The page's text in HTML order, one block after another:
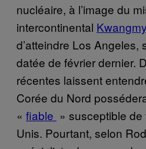
nucléaire, à l’image du
intercontinental
d’atteindre Los Angeles,
datée de février dernier.
récentes laissent
Corée du Nord
« fiable » susceptible
Unis. Pourtant, selon